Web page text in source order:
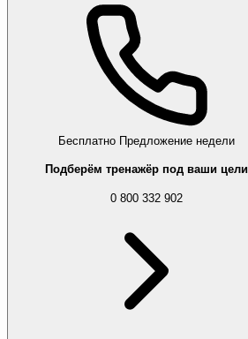
Бесплатно Предложение недели
Подберём тренажёр под ваши цели
0 800 332 902